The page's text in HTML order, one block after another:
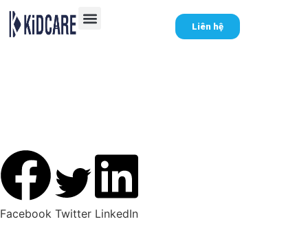
Liên hệ
Facebook Twitter LinkedIn